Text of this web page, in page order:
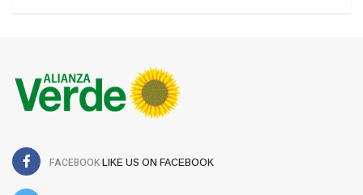
FACEBOOK LIKE US ON FACEBOOK